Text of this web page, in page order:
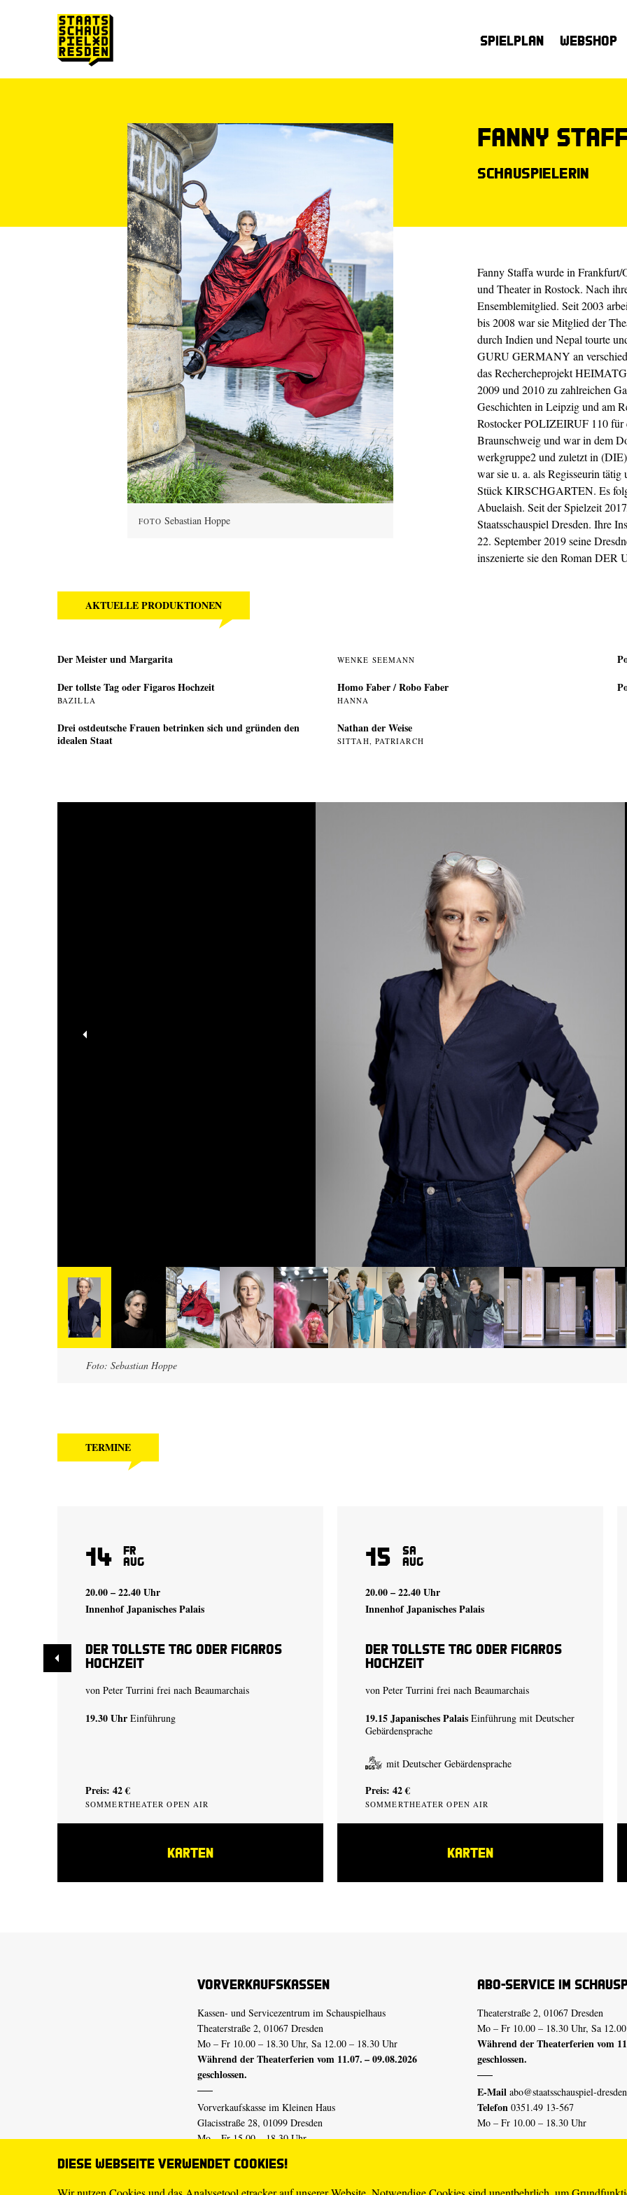
Diese Webseite verwendet Cookies!
Spielplan Webshop
FOTO Sebastian Hoppe
Fanny
Schauspielerin
Fanny Staffa wurde in Frankfurt/
und Theater in Rostock. Nach
Ensemblemitglied. Seit 2003
bis 2008 war sie Mitglied der
durch Indien und Nepal tourte
GURU GERMANY an
das Rechercheprojekt
2009 und 2010 zu zahlreichen
Geschichten in Leipzig und am
Rostocker POLIZEIRUF 110 für
Braunschweig und war in dem
werkgruppe2 und zuletzt in
war sie u. a. als Regisseurin
Stück KIRSCHGARTEN. Es
Abuelaish. Seit der Spielzeit
Staatsschauspiel Dresden. Ihre
22. September 2019 seine
inszenierte sie den Roman
AKTUELLE PRODUKTIONEN
Der Meister und Margarita
Der tollste Tag oder Figaros Hochzeit
BAZILLA
Drei ostdeutsche Frauen betrinken sich und gründen den
idealen Staat
WENKE SEEMANN
Homo Faber / Robo Faber
HANNA
Nathan der Weise
SITTAH, PATRIARCH
Foto: Sebastian Hoppe
TERMINE
14 Fr
Aug
20.00 – 22.40 Uhr
Innenhof Japanisches Palais
Der tollste Tag oder Figaros
Hochzeit
von Peter Turrini frei nach Beaumarchais
19.30 Uhr Einführung
Preis: 42 €
SOMMERTHEATER OPEN AIR
KARTEN
15 Sa
Aug
20.00 – 22.40 Uhr
Innenhof Japanisches Palais
Der tollste Tag oder Figaros
Hochzeit
von Peter Turrini frei nach Beaumarchais
19.15Japanisches Palais Einführung mit Deutscher
Gebärdensprache
mit Deutscher Gebärdensprache
Preis: 42 €
SOMMERTHEATER OPEN AIR
KARTEN
Vorverkaufskassen
Kassen- und Servicezentrum im Schauspielhaus
Theaterstraße 2, 01067 Dresden
Mo – Fr 10.00 – 18.30 Uhr, Sa 12.00 – 18.30 Uhr
Während der Theaterferien vom 11.07. – 09.08.2026
geschlossen.
Vorverkaufskasse im Kleinen Haus
Glacisstraße 28, 01099 Dresden
Mo – Fr 15.00 – 18.30 Uhr
geschlossen.
Abo-Service im
Theaterstraße 2, 01067 Dresden
Mo – Fr 10.00 – 18.30 Uhr, Sa
Während der Theaterferien vom
geschlossen.
E-Mail abo@staatsschauspiel-
Telefon 0351.49 13-567
Mo – Fr 10.00 – 18.30 Uhr
Erklärung Barrierefreiheit